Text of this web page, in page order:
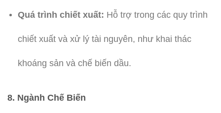
Quá trình chiết xuất: Hỗ trợ trong các quy trình
chiết xuất và xử lý tài nguyên, như khai thác
khoáng sản và chế biến dầu.
8. Ngành Chế Biến